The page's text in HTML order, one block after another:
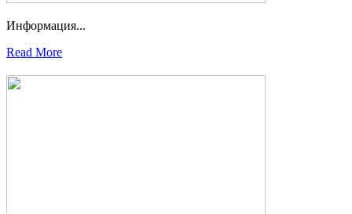
Информация...
Read More